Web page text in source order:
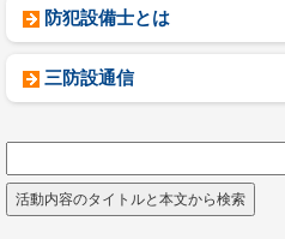
防犯設備士とは
三防設通信